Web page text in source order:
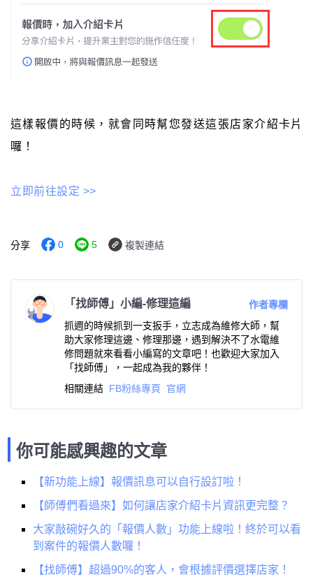
這樣報價的時候，就會同時幫您發送這張店家介紹卡片
囉！
立即前往設定 >>
分享 0 5 複製連結
「找師傅」小編-修理這編
作者專欄
抓週的時候抓到一支扳手，立志成為維修大師，幫
助大家修理這邊、修理那邊，遇到解決不了水電維
修問題就來看看小編寫的文章吧！也歡迎大家加入
「找師傅」，一起成為我的夥伴！
相關連結 FB粉絲專頁 官網
你可能感興趣的文章
【新功能上線】報價訊息可以自行設訂啦！
【師傅們看過來】如何讓店家介紹卡片資訊更完整？
大家敲碗好久的「報價人數」功能上線啦！終於可以看
到案件的報價人數囉！
【找師傅】超過90%的客人，會根據評價選擇店家！